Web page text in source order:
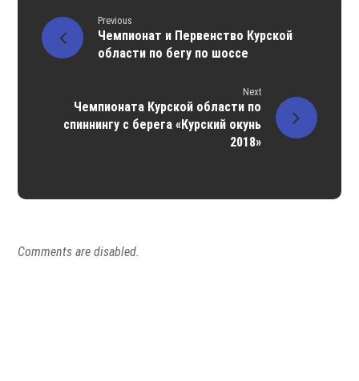
Previous
Чемпионат и Первенство Курской
области по бегу по шоссе
Next
Чемпионата Курской области по
спиннингу с берега «Курский окунь
2018»
Comments are disabled.